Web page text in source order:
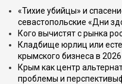
«Тихие убийцы» и
севастопольские «Дни
Кого вычистят с рынка
Кладбище юрлиц или
крымского бизнеса в
Крым как центр
проблемы и